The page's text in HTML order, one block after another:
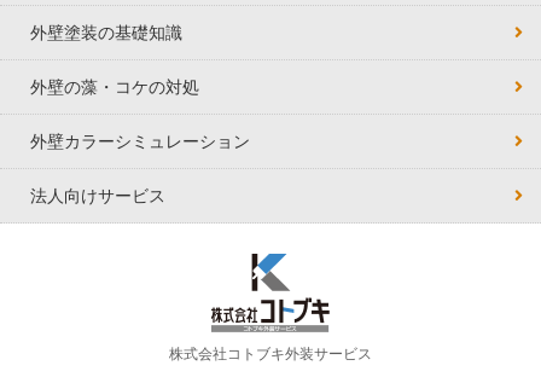
株式会社コトブキ外装サービス
外壁塗装の基礎知識
外壁の藻・コケの対処
外壁カラーシミュレーション
法人向けサービス